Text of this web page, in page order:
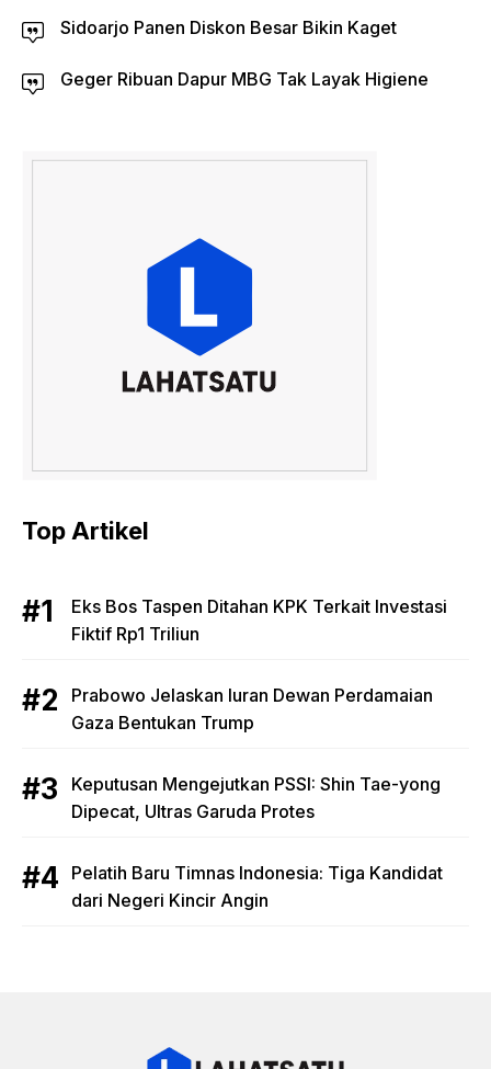
Sidoarjo Panen Diskon Besar Bikin Kaget
Geger Ribuan Dapur MBG Tak Layak Higiene
Top Artikel
Eks Bos Taspen Ditahan KPK Terkait Investasi
Fiktif Rp1 Triliun
Prabowo Jelaskan Iuran Dewan Perdamaian
Gaza Bentukan Trump
Keputusan Mengejutkan PSSI: Shin Tae-yong
Dipecat, Ultras Garuda Protes
Pelatih Baru Timnas Indonesia: Tiga Kandidat
dari Negeri Kincir Angin